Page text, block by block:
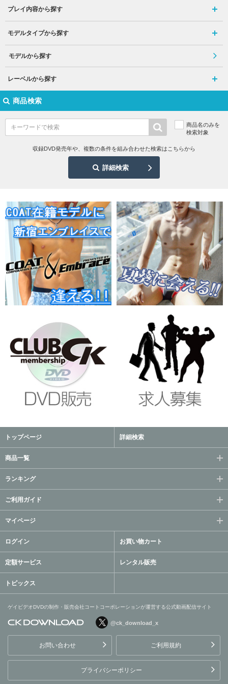
プレイ内容から探す
モデルタイプから探す
モデルから探す
レーベルから探す
商品検索
商品名のみを
検索対象
収録DVD発売年や、複数の条件を組み合わせた検索はこちらから
詳細検索
トップページ 詳細検索
商品一覧
ランキング
ご利用ガイド
マイページ
ログイン お買い物カート
定額サービス レンタル販売
トピックス
ゲイビデオDVDの制作・販売会社コートコーポレーションが運営する公式動画配信サイト
ョンが運営する公式動画配
信サイト
@ck_download_x
お問い合わせ ご利用規約
プライバシーポリシー